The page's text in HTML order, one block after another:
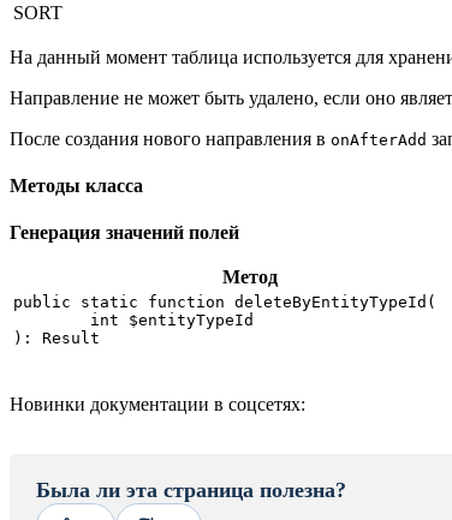
SORT
На данный момент таблица используется для
Направление не может быть удалено, если оно
После создания нового направления в onAfterAdd
Методы класса
Генерация значений полей
Метод
public static function deleteByEntityTypeId(
): Result
Новинки документации в соцсетях:
Была ли эта страница полезна?